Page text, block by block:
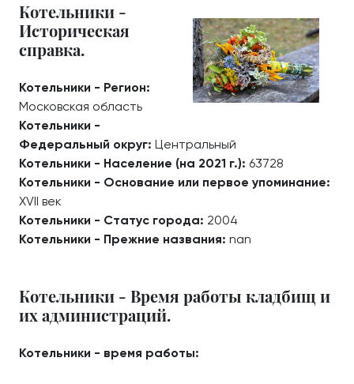
Котельники -
Историческая
справка.
Котельники - Регион:
Московская область
Котельники -
Федеральный округ: Центральный
Котельники - Население (на 2021 г.): 63728
Котельники - Основание или первое упоминание:
XVII век
Котельники - Статус города: 2004
Котельники - Прежние названия: nan
Котельники - Время работы кладбищ и
их администраций.
Котельники - время работы: